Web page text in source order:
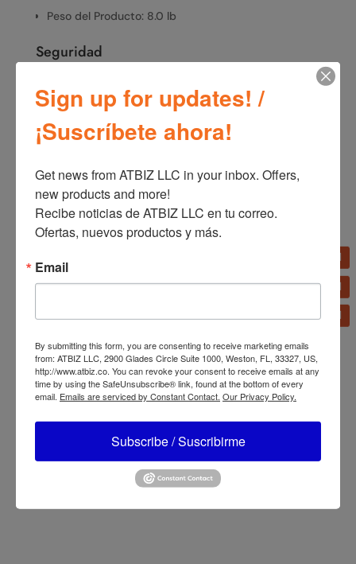
Peso del Producto: 8.0 lb
Seguridad
Sin interruptor antivuelco
Línea blanca Ventiladores
Información adicional
←Lasko RST200 Summit Ventilador de Torre de 42" 6
Velocidades, Control Remoto y Temporizador Negro
Lasko T32200 Ventilador de Torre Oscilante de 32" 3
Velocidades, Temporizador y Control Remoto Negro
Sign up for updates! /
¡Suscríbete ahora!
Get news from ATBIZ LLC in your inbox. Offers,
new products and more!
Recibe noticias de ATBIZ LLC en tu correo.
Ofertas, nuevos productos y más.
Email
By submitting this form, you are consenting to receive marketing emails
from: ATBIZ LLC, 2900 Glades Circle Suite 1000, Weston, FL, 33327, US,
http://www.atbiz.co. You can revoke your consent to receive emails at any
time by using the SafeUnsubscribe® link, found at the bottom of every
email. Emails are serviced by Constant Contact. Our Privacy Policy.
Subscribe / Suscribirme